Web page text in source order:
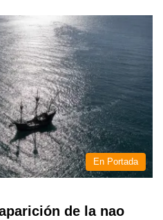
En Portada
de la nao